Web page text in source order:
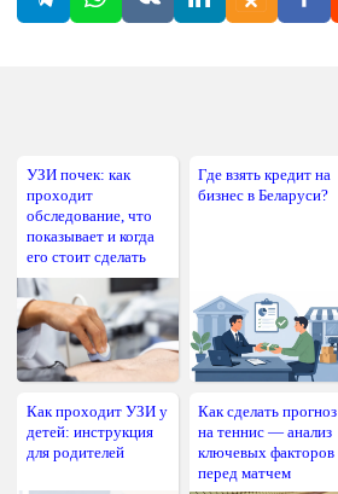
УЗИ почек: как
проходит
обследование, что
показывает и когда
его стоит сделать
Где взять кредит на
бизнес в Беларуси?
Как проходит УЗИ у
детей: инструкция
для родителей
Как сделать прогноз
на теннис — анализ
ключевых факторов
перед матчем